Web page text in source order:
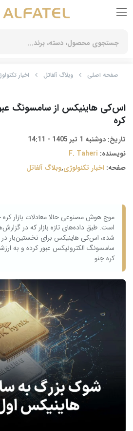
صفحه اصلی وبلاگ آلفاتل اخبار
اس‌کی هاینیکس از سامسونگ
کره
تاریخ: دوشنبه 1 تیر 1405 - 14:11
نویسنده: F. Taheri
صفحه: اخبار تکنولوژی,وبلاگ آلفاتل
موج هوش مصنوعی حالا معادلات بازار کره‌
است. طبق داده‌های تازه بازار که در
شده، اس‌کی هاینیکس برای نخستین‌بار
سامسونگ الکترونیکس عبور کرده و به
کره جنو